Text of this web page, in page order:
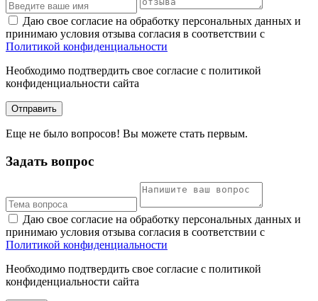
Даю свое согласие на обработку персональных данных и
принимаю условия отзыва согласия в соответствии с
Политикой конфиденциальности
Необходимо подтвердить свое согласие с политикой
конфиденциальности сайта
Отправить
Еще не было вопросов! Вы можете стать первым.
Задать вопрос
Даю свое согласие на обработку персональных данных и
принимаю условия отзыва согласия в соответствии с
Политикой конфиденциальности
Необходимо подтвердить свое согласие с политикой
конфиденциальности сайта